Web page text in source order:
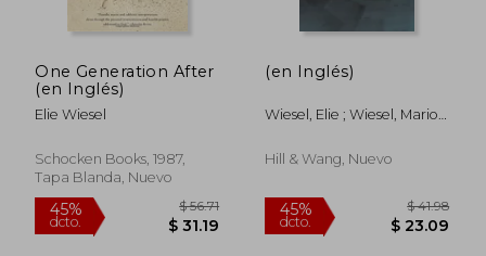
dcto. $ 26.65 dcto. $
One Generation After
(en Inglés)
Elie Wiesel
Schocken Books, 1987,
Tapa Blanda, Nuevo
(en Inglés)
Wiesel, Elie ; Wiesel, Marion
Hill & Wang, Nuevo